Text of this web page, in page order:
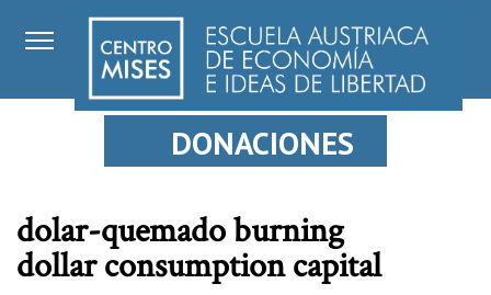
DONACIONES
dolar-quemado burning
dollar consumption capital